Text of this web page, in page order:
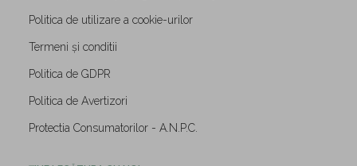
Politica de utilizare a cookie-urilor
Termeni și conditii
Politica de GDPR
Politica de Avertizori
Protectia Consumatorilor - A.N.P.C.